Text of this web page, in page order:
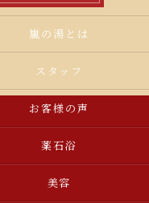
嵐の湯とは
スタッフ
お客様の声
薬石浴
美容